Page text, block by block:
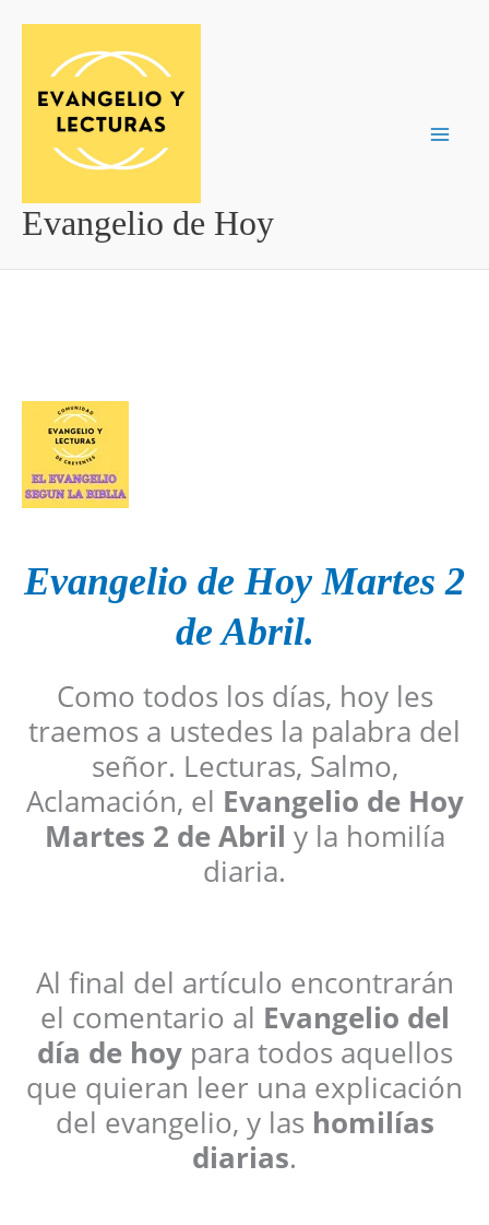
contenido
Evangelio de Hoy
Evangelio de Hoy Martes 2
de Abril.
Como todos los días, hoy les
traemos a ustedes la palabra del
señor. Lecturas, Salmo,
Aclamación, el Evangelio de Hoy
Martes 2 de Abril y la homilía
diaria.
Al final del artículo encontrarán
el comentario al Evangelio del
día de hoypara todos aquellos
que quieran leer una explicación
del evangelio, y las homilías
diarias.